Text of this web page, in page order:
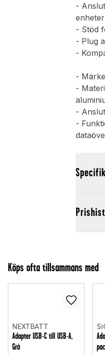
-
enheter
- Stöd
- Plug
-
-
-
-
-
Köps ofta tillsammans med
NEXTBATT
Adapter USB-C till USB-A,
Grå